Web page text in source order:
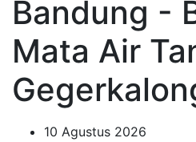
Bandung -
Mata Air
10 Agustus 2026